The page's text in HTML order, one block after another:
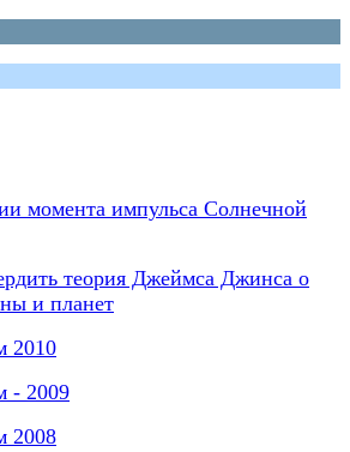
момента импульса Солнечной
теория Джеймса Джинса о
и планет
2010
- 2009
2008